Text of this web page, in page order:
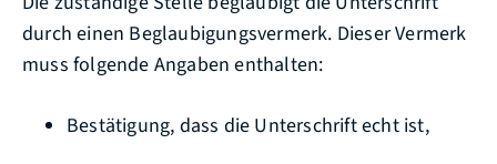
durch einen Beglaubigungsvermerk. Dieser Vermerk
muss folgende Angaben enthalten:
Bestätigung, dass die Unterschrift echt ist,